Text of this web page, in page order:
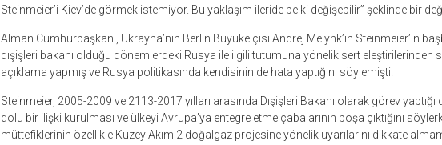
Steinmeier’i Kiev’de görmek istemiyor. Bu yaklaşım ileride belki değişebilir” şeklinde bir
Alman Cumhurbaşkanı, Ukrayna’nın Berlin Büyükelçisi Andrej Melynk’in Steinmeier’in
dışişleri bakanı olduğu dönemlerdeki Rusya ile ilgili tutumuna yönelik sert eleştirilerinden
açıklama yapmış ve Rusya politikasında kendisinin de hata yaptığını söylemişti.
Steinmeier, 2005-2009 ve 2113-2017 yılları arasında Dışişleri Bakanı olarak görev
dolu bir ilişki kurulması ve ülkeyi Avrupa’ya entegre etme çabalarının boşa çıktığını
müttefiklerinin özellikle Kuzey Akım 2 doğalgaz projesine yönelik uyarılarını dikkate